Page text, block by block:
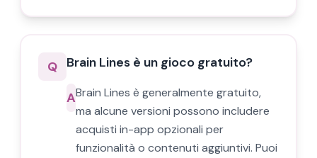
Q Brain Lines è un gioco gratuito?
ABrain Lines è generalmente gratuito,
ma alcune versioni possono includere
acquisti in-app opzionali per
funzionalità o contenuti aggiuntivi. Puoi